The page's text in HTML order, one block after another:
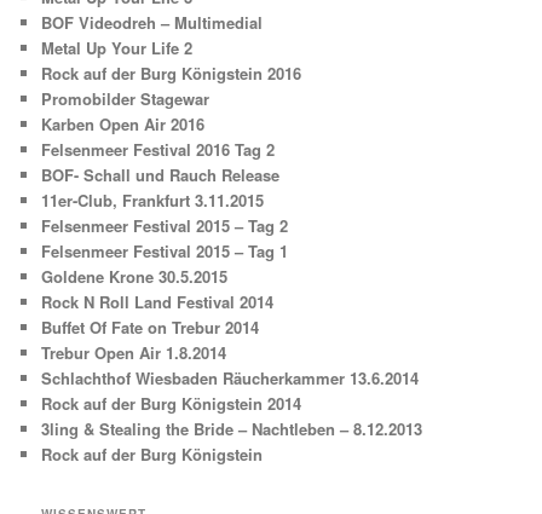
BOF Videodreh – Multimedial
Metal Up Your Life 2
Rock auf der Burg Königstein 2016
Promobilder Stagewar
Karben Open Air 2016
Felsenmeer Festival 2016 Tag 2
BOF- Schall und Rauch Release
11er-Club, Frankfurt 3.11.2015
Felsenmeer Festival 2015 – Tag 2
Felsenmeer Festival 2015 – Tag 1
Goldene Krone 30.5.2015
Rock N Roll Land Festival 2014
Buffet Of Fate on Trebur 2014
Trebur Open Air 1.8.2014
Schlachthof Wiesbaden Räucherkammer 13.6.2014
Rock auf der Burg Königstein 2014
3ling & Stealing the Bride – Nachtleben – 8.12.2013
Rock auf der Burg Königstein